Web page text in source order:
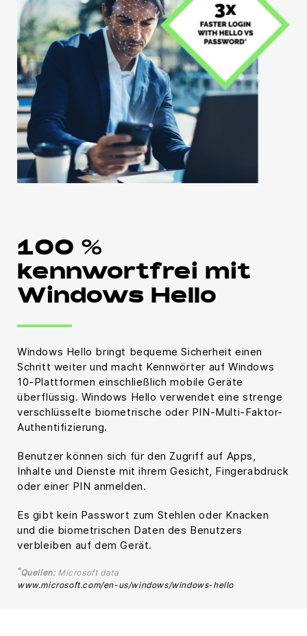
100 %
kennwortfrei mit
Windows Hello
Windows Hello bringt bequeme Sicherheit einen
Schritt weiter und macht Kennwörter auf Windows
10-Plattformen einschließlich mobile Geräte
überflüssig. Windows Hello verwendet eine strenge
verschlüsselte biometrische oder PIN-Multi-Faktor-
Authentifizierung.
Benutzer können sich für den Zugriff auf Apps,
Inhalte und Dienste mit ihrem Gesicht, Fingerabdruck
oder einer PIN anmelden.
Es gibt kein Passwort zum Stehlen oder Knacken
und die biometrischen Daten des Benutzers
verbleiben auf dem Gerät.
*Quellen:Microsoft data
www.microsoft.com/en-us/windows/windows-hello